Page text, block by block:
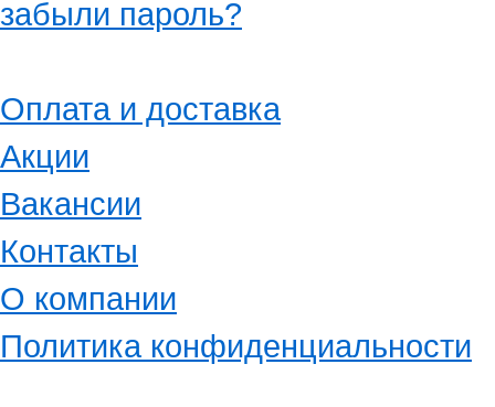
забыли пароль?
Оплата и доставка
Акции
Вакансии
Контакты
О компании
Политика конфиденциальности